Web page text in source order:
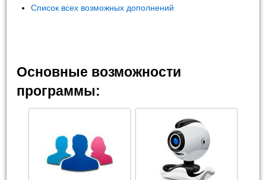
Список всех возможных дополнений
Основные возможности
программы: